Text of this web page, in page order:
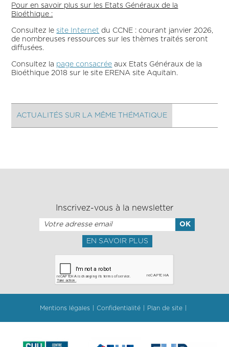
Pour en savoir plus sur les Etats Généraux de la
Bioéthique :
Consultez le site Internet du CCNE : courant janvier 2026,
de nombreuses ressources sur les thèmes traités seront
diffusées.
Consultez la page consacrée aux Etats Généraux de la
Bioéthique 2018 sur le site ERENA site Aquitain.
ACTUALITÉS SUR LA MÊME THÉMATIQUE
Inscrivez-vous à la newsletter
EN SAVOIR PLUS
Mentions légales Confidentialité Plan de site